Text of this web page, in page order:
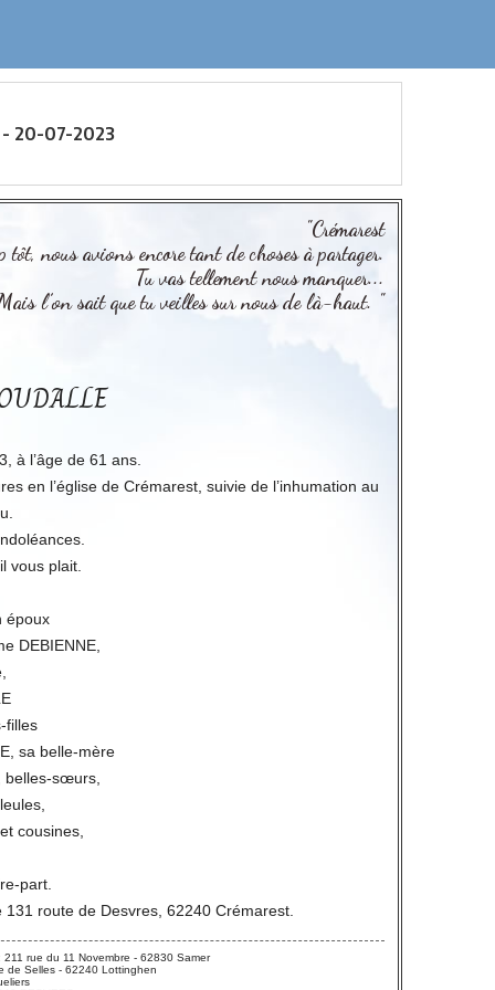
20-07-2023
"Crémarest
tôt, nous avions encore tant de choses à partager.
Tu vas tellement nous manquer...
l’on sait que tu veilles sur nous de là-haut. "
à l’âge de 61 ans.
en l’église de Crémarest, suivie de l’inhumation au
vous plait.
époux
DEBIENNE,
filles
sa belle-mère
sœurs,
cousines,
part.
route de Desvres, 62240 Crémarest.
rue du 11 Novembre - 62830 Samer
de Selles - 62240 Lottinghen